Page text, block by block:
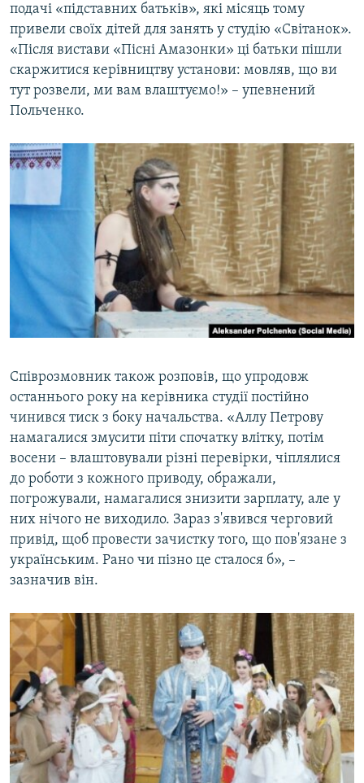
подачі «підставних батьків», які місяць тому
привели своїх дітей для занять у студію «Світанок».
«Після вистави «Пісні Амазонки» ці батьки пішли
скаржитися керівництву установи: мовляв, що ви
тут розвели, ми вам влаштуємо!» – упевнений
Польченко.
Співрозмовник також розповів, що упродовж
останнього року на керівника студії постійно
чинився тиск з боку начальства. «Аллу Петрову
намагалися змусити піти спочатку влітку, потім
восени – влаштовували різні перевірки, чіплялися
до роботи з кожного приводу, ображали,
погрожували, намагалися знизити зарплату, але у
них нічого не виходило. Зараз з'явився черговий
привід, щоб провести зачистку того, що пов'язане з
українським. Рано чи пізно це сталося б», –
зазначив він.